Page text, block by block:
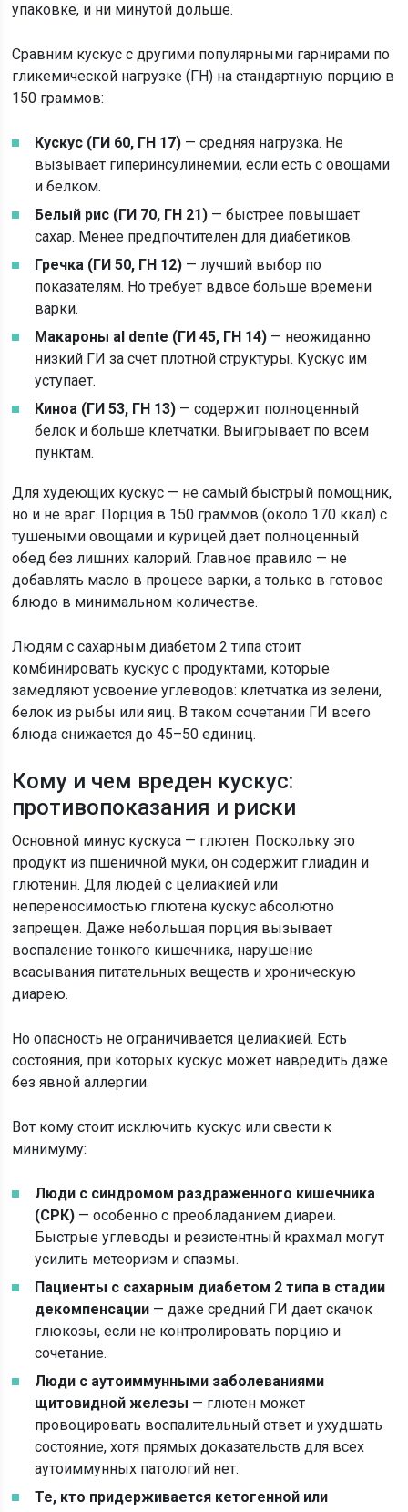
упаковке, и ни минутой дольше.
Сравним кускус с другими популярными гарнирами по
гликемической нагрузке (ГН) на стандартную порцию в
150 граммов:
Кускус (ГИ 60, ГН 17) — средняя нагрузка. Не
вызывает гиперинсулинемии, если есть с овощами
и белком.
Белый рис (ГИ 70, ГН 21) — быстрее повышает
сахар. Менее предпочтителен для диабетиков.
Гречка (ГИ 50, ГН 12) — лучший выбор по
показателям. Но требует вдвое больше времени
варки.
Макароны al dente (ГИ 45, ГН 14) — неожиданно
низкий ГИ за счет плотной структуры. Кускус им
уступает.
Киноа (ГИ 53, ГН 13) — содержит полноценный
белок и больше клетчатки. Выигрывает по всем
пунктам.
Для худеющих кускус — не самый быстрый помощник,
но и не враг. Порция в 150 граммов (около 170 ккал) с
тушеными овощами и курицей дает полноценный
обед без лишних калорий. Главное правило — не
добавлять масло в процесе варки, а только в готовое
блюдо в минимальном количестве.
Людям с сахарным диабетом 2 типа стоит
комбинировать кускус с продуктами, которые
замедляют усвоение углеводов: клетчатка из зелени,
белок из рыбы или яиц. В таком сочетании ГИ всего
блюда снижается до 45–50 единиц.
Кому и чем вреден кускус:
противопоказания и риски
Основной минус кускуса — глютен. Поскольку это
продукт из пшеничной муки, он содержит глиадин и
глютенин. Для людей с целиакией или
непереносимостью глютена кускус абсолютно
запрещен. Даже небольшая порция вызывает
воспаление тонкого кишечника, нарушение
всасывания питательных веществ и хроническую
диарею.
Но опасность не ограничивается целиакией. Есть
состояния, при которых кускус может навредить даже
без явной аллергии.
Вот кому стоит исключить кускус или свести к
минимуму:
Люди с синдромом раздраженного кишечника
(СРК) — особенно с преобладанием диареи.
Быстрые углеводы и резистентный крахмал могут
усилить метеоризм и спазмы.
Пациенты с сахарным диабетом 2 типа в стадии
декомпенсации — даже средний ГИ дает скачок
глюкозы, если не контролировать порцию и
сочетание.
Люди с аутоиммунными заболеваниями
щитовидной железы — глютен может
провоцировать воспалительный ответ и ухудшать
состояние, хотя прямых доказательств для всех
аутоиммунных патологий нет.
Те, кто придерживается кетогенной или